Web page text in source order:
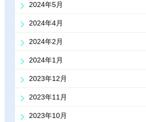
2024年5月
2024年4月
2024年2月
2024年1月
2023年12月
2023年11月
2023年10月